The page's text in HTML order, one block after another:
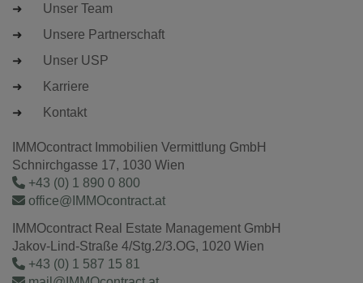
Unser Team
Unsere Partnerschaft
Unser USP
Karriere
Kontakt
IMMOcontract Immobilien Vermittlung GmbH
Schnirchgasse 17, 1030 Wien
+43 (0) 1 890 0 800
office@IMMOcontract.at
IMMOcontract Real Estate Management GmbH
Jakov-Lind-Straße 4/Stg.2/3.OG, 1020 Wien
+43 (0) 1 587 15 81